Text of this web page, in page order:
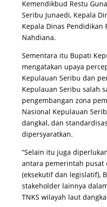
Kemendikbud Restu
Seribu Junaedi, Kepala
Kepala Dinas Pendidikan
Nahdiana.
Sementara itu Bupati
mengatakan upaya
Kepulauan Seribu dan
Kepulauan Seribu salah
pengembangan zona
Nasional Kepulauan
dangkal, dan
dipersyaratkan.
“Selain itu juga
antara pemerintah
(eksekutif dan legislatif),
stakeholder lainnya
TNKS wilayah laut